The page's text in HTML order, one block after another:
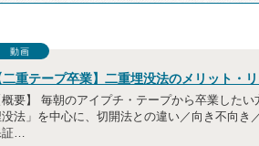
動画
二重テープ卒業】二重埋没法のメリット・
概要】 毎朝のアイプチ・テープから卒業した
法」を中心に、切開法との違い／向き不向き
証…